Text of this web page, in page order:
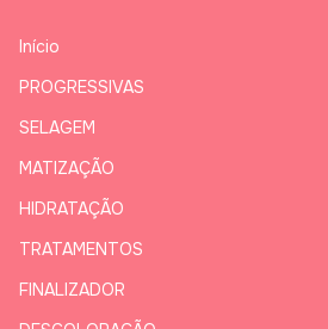
Início
PROGRESSIVAS
SELAGEM
MATIZAÇÃO
HIDRATAÇÃO
TRATAMENTOS
FINALIZADOR